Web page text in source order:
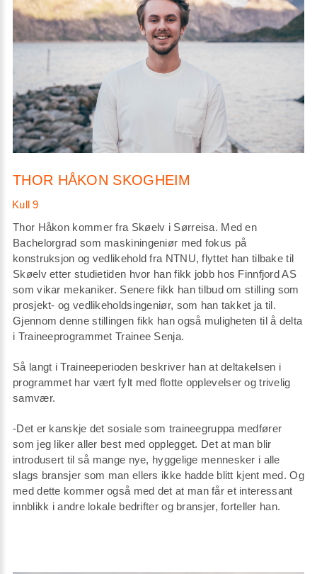
THOR HÅKON SKOGHEIM
Thor Håkon kommer fra Skøelv i Sørreisa. Med en
Bachelorgrad som maskiningeniør med fokus på
konstruksjon og vedlikehold fra NTNU, flyttet han tilbake til
Skøelv etter studietiden hvor han fikk jobb hos Finnfjord AS
som vikar mekaniker. Senere fikk han tilbud om stilling som
prosjekt- og vedlikeholdsingeniør, som han takket ja til.
Gjennom denne stillingen fikk han også muligheten til å delta
i Traineeprogrammet Trainee Senja.
Så langt i Traineeperioden beskriver han at deltakelsen i
programmet har vært fylt med flotte opplevelser og trivelig
samvær.
-Det er kanskje det sosiale som traineegruppa medfører
som jeg liker aller best med opplegget. Det at man blir
introdusert til så mange nye, hyggelige mennesker i alle
slags bransjer som man ellers ikke hadde blitt kjent med. Og
med dette kommer også med det at man får et interessant
innblikk i andre lokale bedrifter og bransjer, forteller han.